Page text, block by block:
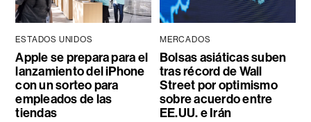
ESTADOS UNIDOS
Apple se prepara para el
lanzamiento del iPhone
con un sorteo para
empleados de las
tiendas
MERCADOS
Bolsas asiáticas suben
tras récord de Wall
Street por optimismo
sobre acuerdo entre
EE.UU. e Irán